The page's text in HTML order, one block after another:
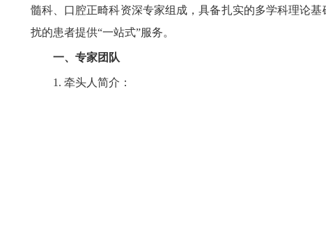
髓科、口腔正畸科资深专家组成，具备扎实的多学科理论
扰的患者提供“一站式”服务。
一、专家团队
1. 牵头人简介：